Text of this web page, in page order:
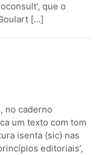
que o
[…]
no caderno
um texto com tom
isenta (sic) nas
editoriais’,